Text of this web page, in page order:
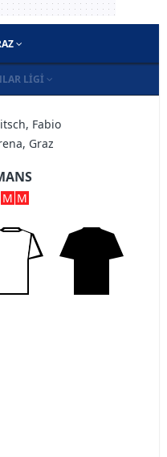
LIGI
Fabio
Graz
M M